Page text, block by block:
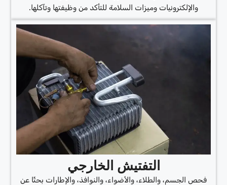
والإلكترونيات وميزات السلامة للتأكد من وظيفتها وتآكلها.
التفتيش الخارجي
فحص الجسم، والطلاء، والأضواء، والنوافذ، والإطارات بحثًا عن